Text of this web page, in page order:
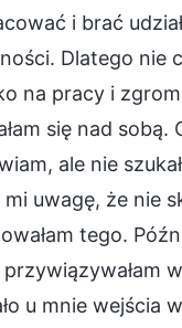
i brać
Dlatego nie
na pracy i
się nad
ale nie
uwagę, że nie
tego.
u mnie wejścia